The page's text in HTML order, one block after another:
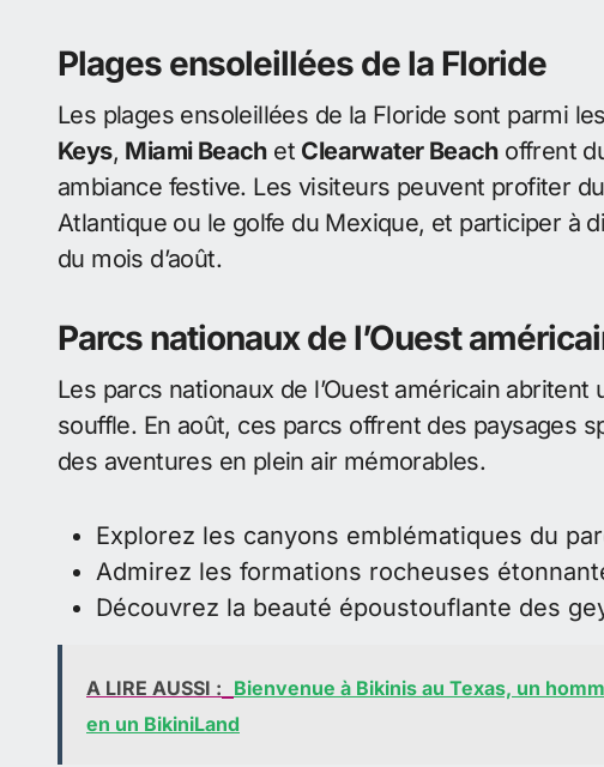
Plages ensoleillées de la Floride
Les plages ensoleillées de la Floride sont parmi
Keys, Miami Beachet Clearwater Beachoffrent
ambiance festive. Les visiteurs peuvent profiter
Atlantique ou le golfe du Mexique, et participer à
du mois d’août.
Parcs nationaux de l’Ouest
Les parcs nationaux de l’Ouest américain
souffle. En août, ces parcs offrent des paysages
des aventures en plein air mémorables.
Explorez les canyons emblématiques du
Admirez les formations rocheuses
Découvrez la beauté époustouflante des
A LIRE AUSSI : Bienvenue à Bikinis au Texas, un
en un BikiniLand